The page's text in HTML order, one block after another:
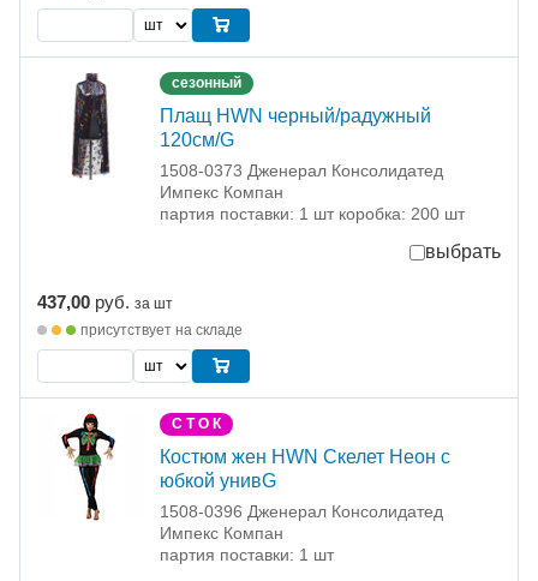
сезонный
Плащ HWN черный/радужный
120см/G
1508-0373 Дженерал Консолидатед
Импекс Компан
партия поставки: 1 шт коробка: 200 шт
выбрать
437,00 руб. за шт
присутствует на складе
С Т О К
Костюм жен HWN Скелет Неон с
юбкой унивG
1508-0396 Дженерал Консолидатед
Импекс Компан
партия поставки: 1 шт